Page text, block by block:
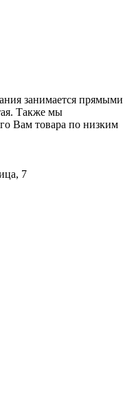
занимается прямыми
Также мы
Вам товара по низким
7